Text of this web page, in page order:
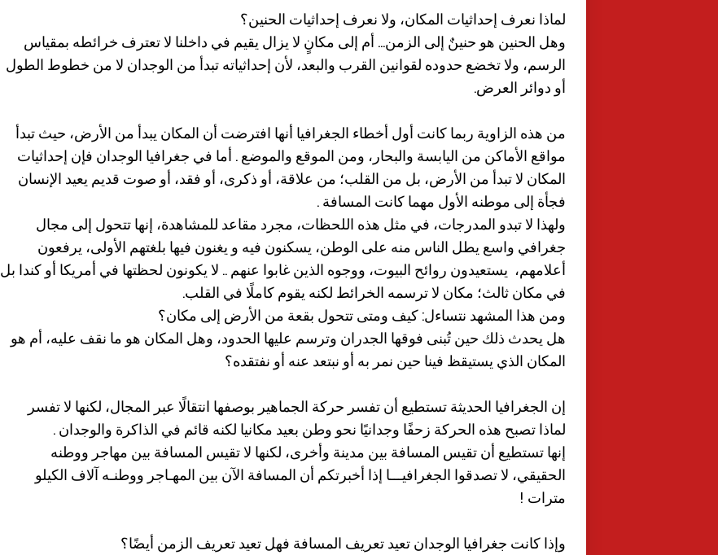
لماذا نعرف إحداثيات المكان، ولا نعرف إحداثيات الحنين؟
وهل الحنين هو حنينٌ إلى الزمن... أم إلى مكانٍ لا يزال يقيم في داخلنا لا تعترف خرائطه بمقياس
الرسم، ولا تخضع حدوده لقوانين القرب والبعد، لأن إحداثياته تبدأ من الوجدان لا من خطوط الطول
أو دوائر العرض.
من هذه الزاوية ربما كانت أول أخطاء الجغرافيا أنها افترضت أن المكان يبدأ من الأرض، حيث تبدأ
مواقع الأماكن من اليابسة والبحار، ومن الموقع والموضع . أما في جغرافيا الوجدان فإن إحداثيات
المكان لا تبدأ من الأرض، بل من القلب؛ من علاقة، أو ذكرى، أو فقد، أو صوت قديم يعيد الإنسان
فجأة إلى موطنه الأول مهما كانت المسافة .
ولهذا لا تبدو المدرجات، في مثل هذه اللحظات، مجرد مقاعد للمشاهدة، إنها تتحول إلى مجال
جغرافي واسع يطل الناس منه على الوطن، يسكنون فيه و يغنون فيها بلغتهم الأولى، يرفعون
أعلامهم، يستعيدون روائح البيوت، ووجوه الذين غابوا عنهم .. لا يكونون لحظتها في أمريكا أو كندا بل
في مكان ثالث؛ مكان لا ترسمه الخرائط لكنه يقوم كاملًا في القلب.
ومن هذا المشهد نتساءل: كيف ومتى تتحول بقعة من الأرض إلى مكان؟
هل يحدث ذلك حين تُبنى فوقها الجدران وترسم عليها الحدود، وهل المكان هو ما نقف عليه، أم هو
المكان الذي يستيقظ فينا حين نمر به أو نبتعد عنه أو نفتقده؟
إن الجغرافيا الحديثة تستطيع أن تفسر حركة الجماهير بوصفها انتقالًا عبر المجال، لكنها لا تفسر
لماذا تصبح هذه الحركة زحفًا وجدانيًا نحو وطن بعيد مكانيا لكنه قائم في الذاكرة والوجدان .
إنها تستطيع أن تقيس المسافة بين مدينة وأخرى، لكنها لا تقيس المسافة بين مهاجر ووطنه
الحقيقي، لا تصدقوا الجغرافيـــا إذا أخبرتكم أن المسافة الآن بين المهـاجر ووطنـه آلاف الكيلو
مترات !
وإذا كانت جغرافيا الوجدان تعيد تعريف المسافة فهل تعيد تعريف الزمن أيضًا؟